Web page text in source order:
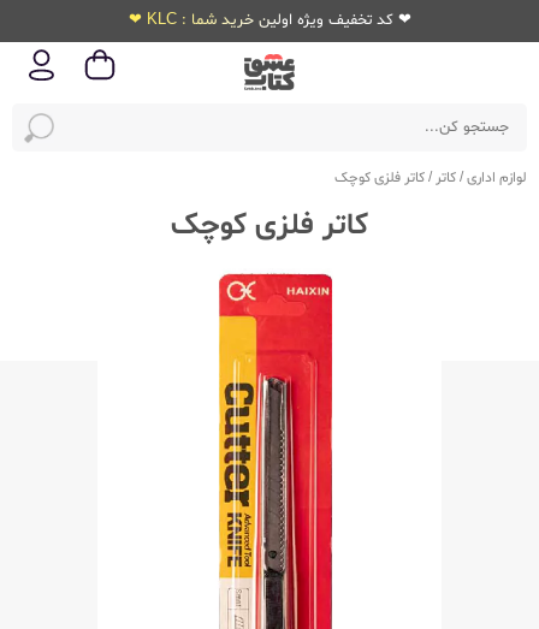
❤ کد تخفیف ویژه اولین خرید شما : KLC ❤
لوازم اداری/کاتر /کاتر فلزی کوچک
کاتر فلزی کوچک